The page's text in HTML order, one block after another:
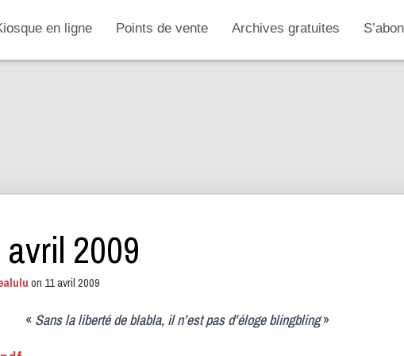
en ligne Points de vente Archives gratuites
2009
on 11 avril 2009
« Sans la liberté de blabla, il n’est pas d’éloge blingbling»